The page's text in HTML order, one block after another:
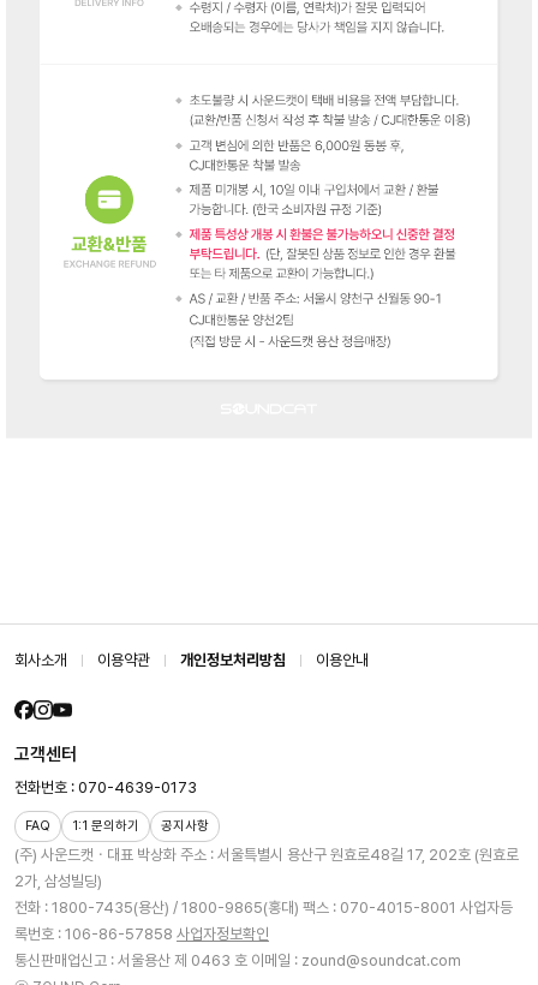
회사소개 이용약관 개인정보처리방침 이용안내
(주) 사운드캣ㆍ대표 박상화 주소 : 서울특별시 용산구 원효로48길 17, 202호 (원효로
2가, 삼성빌딩)
전화 : 1800-7435(용산) / 1800-9865(홍대) 팩스 : 070-4015-8001 사업자등
록번호 : 106-86-57858 사업자정보확인
통신판매업신고 : 서울용산 제 0463 호 이메일 : zound@soundcat.com
고객센터
전화번호 : 070-4639-0173
FAQ 1:1 문의하기 공지사항